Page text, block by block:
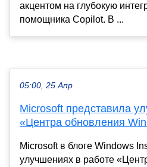
акцентом на глубокую
помощника Copilot. В ...
05:00, 25 Апр
Microsoft представила
«Центра обновления
Microsoft в блоге Windows
улучшениях в работе